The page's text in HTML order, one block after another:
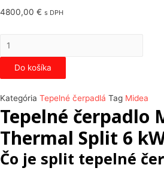
4800,00 € s DPH
množstvo
Tepelné
čerpadlo
M-
Thermal
Split
6
kW
Do košíka
Kategória Tepelné čerpadlá Tag Midea
Tepelné čerpadlo
Thermal Split 6
Čo je split tepelné